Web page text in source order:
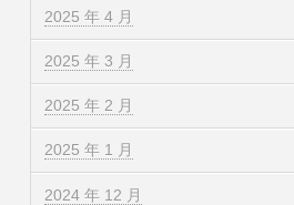
2025 年 4 月
2025 年 3 月
2025 年 2 月
2025 年 1 月
2024 年 12 月